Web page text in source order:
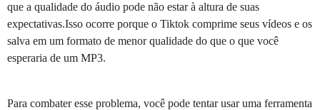
que a qualidade do áudio pode não estar à altura de suas
expectativas.Isso ocorre porque o Tiktok comprime seus vídeos e os
salva em um formato de menor qualidade do que o que você
esperaria de um MP3.
Para combater esse problema, você pode tentar usar uma ferramenta